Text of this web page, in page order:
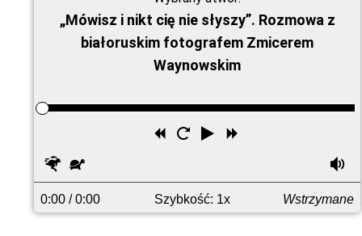
„Mówisz i nikt cię nie słyszy”. Rozmowa z
białoruskim fotografem Zmicerem
Waynowskim
Odtwórz
Uruchom
Przewiń
przodu
Szybciej
0:00 / 0:00 Szybkość: 1x Wstrzymane